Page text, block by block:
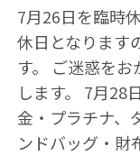
7月26日を臨時
休日となります
す。 ご迷惑を
します。 7月28
金・プラチナ、
ンドバッグ・財